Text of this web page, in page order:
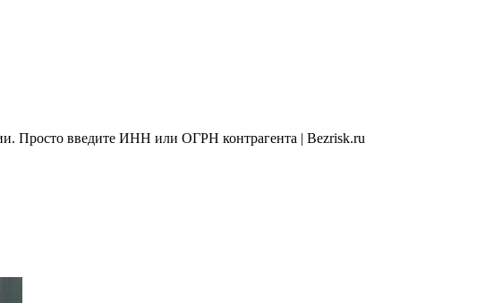
Просто введите ИНН или ОГРН контрагента | Bezrisk.ru